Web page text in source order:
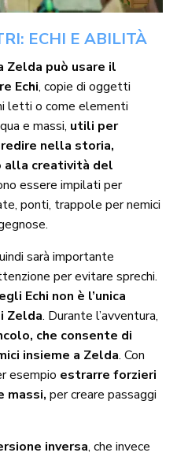
ECHI E ABILITÀ
Zelda può usare il
Echi, copie di oggetti
letti o come elementi
e massi, utili per
nella storia,
alla creatività del
essere impilati per
ponti, trappole per nemici
sarà importante
per evitare sprechi.
Echi non è l’unica
Zelda. Durante l’avventura,
che consente di
insieme a Zelda. Con
esempio estrarre forzieri
massi,per creare passaggi
inversa, che invece